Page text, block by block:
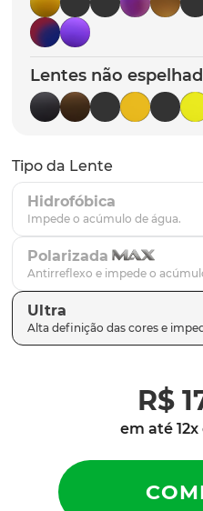
Lentes não
Tipo da Lente
Hidrofóbica
Polarizada
Ultra
R$
em até 12x
6º t-shock
7º latch
8º gasket
9º parafusos